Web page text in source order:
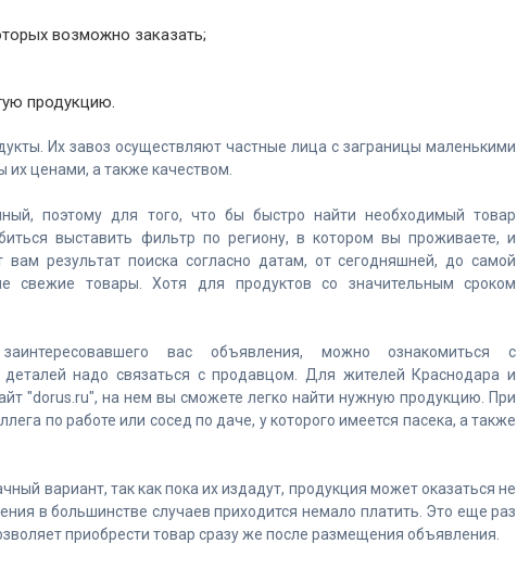
возможно заказать;
продукцию.
Их завоз осуществляют частные лица с заграницы маленькими
их ценами, а также качеством.
поэтому для того, что бы быстро найти необходимый товар
выставить фильтр по региону, в котором вы проживаете, и
результат поиска согласно датам, от сегодняшней, до самой
свежие товары. Хотя для продуктов со значительным сроком
вас объявления, можно ознакомиться с
деталей надо связаться с продавцом. Для жителей Краснодара и
"dorus.ru", на нем вы сможете легко найти нужную продукцию. При
по работе или сосед по даче, у которого имеется пасека, а также
вариант, так как пока их издадут, продукция может оказаться не
в большинстве случаев приходится немало платить. Это еще раз
приобрести товар сразу же после размещения объявления.